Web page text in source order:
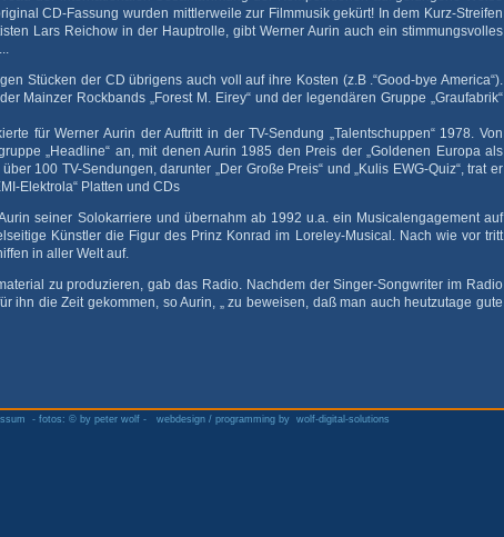
CD-Fassung wurden mittlerweile zur Filmmusik gekürt! In dem Kurz-Streifen
Lars Reichow in der Hauptrolle, gibt Werner Aurin auch ein stimmungsvolles
Stücken der CD übrigens auch voll auf ihre Kosten (z.B .“Good-bye America“).
Mainzer Rockbands „Forest M. Eirey“ und der legendären Gruppe „Graufabrik“
für Werner Aurin der Auftritt in der TV-Sendung „Talentschuppen“ 1978. Von
„Headline“ an, mit denen Aurin 1985 den Preis der „Goldenen Europa als
100 TV-Sendungen, darunter „Der Große Preis“ und „Kulis EWG-Quiz“, trat er
Elektrola“ Platten und CDs
seiner Solokarriere und übernahm ab 1992 u.a. ein Musicalengagement auf
Künstler die Figur des Prinz Konrad im Loreley-Musical. Nach wie vor tritt
in aller Welt auf.
zu produzieren, gab das Radio. Nachdem der Singer-Songwriter im Radio
ihn die Zeit gekommen, so Aurin, „ zu beweisen, daß man auch heutzutage gute
- fotos: © by peter wolf - webdesign / programming by wolf-digital-solutions